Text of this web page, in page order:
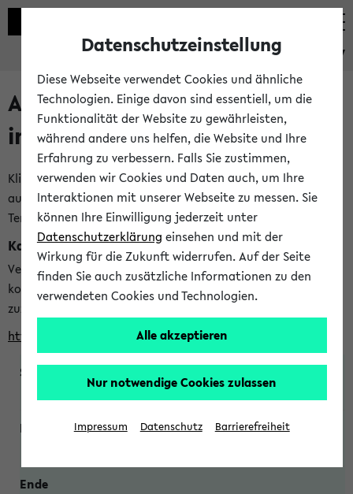
eKVV
Alle veröffentlichten Semester
im eKVV
Klicken Sie auf das Semester, welches Sie für Ihre Sitzung
auswählen möchten. Bitte beachten Sie auch die weiteren
Termine imKalender der Lehrplanung
Kalenderintegration
Verwenden Sie die folgende Adresse, um mit einer
kompatiblen Kalenderanwendung auf die Vorlesungszeiten
zuzugreifen (nähere Informationen
finden Sie hier
https://ekvv.uni-bielefeld.de/ws/calendar?vz
WiSe 2026/2027
Datenschutzeinstellung
Diese Webseite verwendet Cookies und ähnliche
Technologien. Einige davon sind essentiell, um die
Funktionalität der Website zu gewährleisten,
während andere uns helfen, die Website und Ihre
Erfahrung zu verbessern. Falls Sie zustimmen,
verwenden wir Cookies und Daten auch, um Ihre
Interaktionen mit unserer Webseite zu messen. Sie
können Ihre Einwilligung jederzeit unter
Datenschutzerklärung einsehen und mit der
Wirkung für die Zukunft widerrufen. Auf der Seite
finden Sie auch zusätzliche Informationen zu den
verwendeten Cookies und Technologien.
Alle akzeptieren
Nur notwendige Cookies zulassen
Impressum Datenschutz Barrierefreiheit